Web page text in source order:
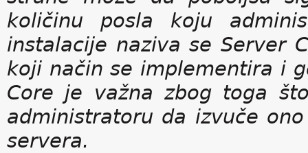
količinu posla koju
instalacije naziva se Server
koji način se implementira i
Core je važna zbog toga
administratoru da izvuče
servera.